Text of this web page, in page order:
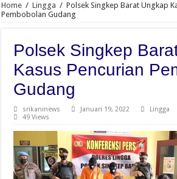
Home / Lingga / Polsek Singkep Barat Ungkap
Pembobolan Gudang
Polsek Singkep
Kasus Pencurian
Gudang
srikaninews Januari 19, 2022 Lingga
49 Views